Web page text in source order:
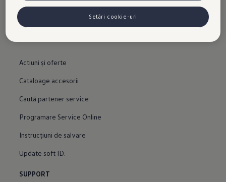
Actiuni şi oferte
Cataloage accesorii
Caută partener service
Programare Service Online
Instrucțiuni de salvare
Update soft ID.
SUPPORT
le-ati generat pot fi vizualizate de dealerul desemnat (Porsche Inter
Auto Romania SRL, in cazul unui dealer propriu al Holdingului
Porsche), cu conditia sa va fi dat consimtamantul explicit pentru
acest lucru ("cookie-uri in scopuri de marketing"). VW Cookie Policy
Setări cookie-uri